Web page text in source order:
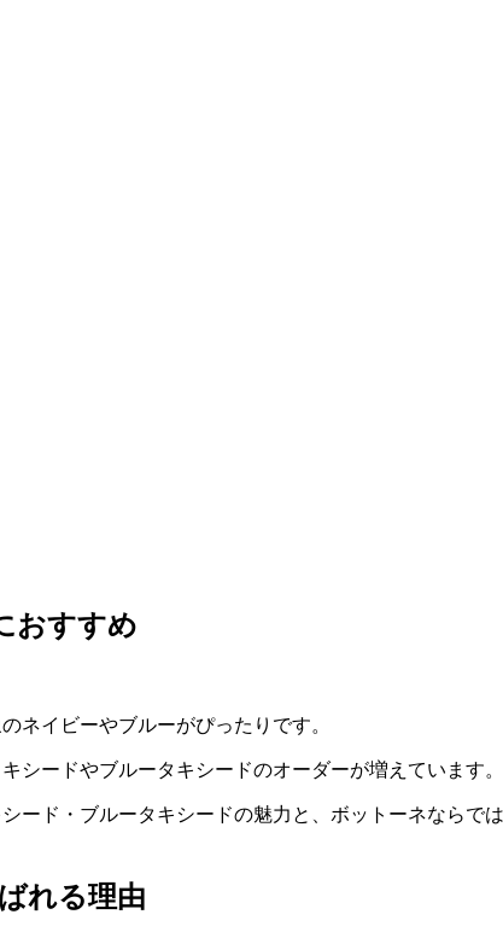
おすすめ
ネイビーやブルーがぴったりです。
シードやブルータキシードのオーダーが増えています。
ード・ブルータキシードの魅力と、ボットーネならで
れる理由